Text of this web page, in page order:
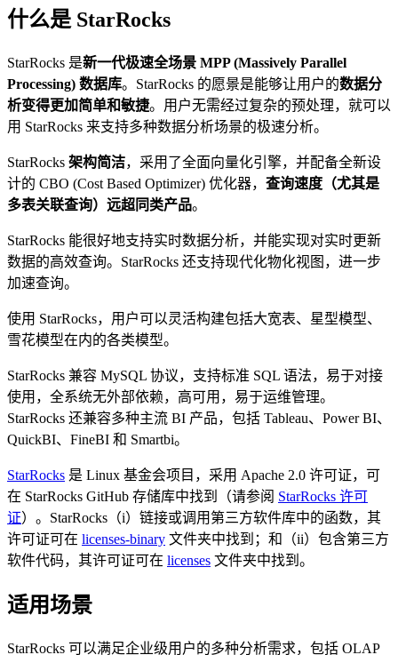
什么是 StarRocks
StarRocks 是新一代极速全场景 MPP (Massively Parallel
Processing) 数据库。StarRocks 的愿景是能够让用户的数据分
析变得更加简单和敏捷。用户无需经过复杂的预处理，就可以
用 StarRocks 来支持多种数据分析场景的极速分析。
StarRocks 架构简洁，采用了全面向量化引擎，并配备全新设
计的 CBO (Cost Based Optimizer) 优化器， 查询速度（尤其是
多表关联查询）远超同类产品。
StarRocks 能很好地支持实时数据分析，并能实现对实时更新
数据的高效查询。StarRocks 还支持现代化物化视图，进一步
加速查询。
使用 StarRocks，用户可以灵活构建包括大宽表、星型模型、
雪花模型在内的各类模型。
StarRocks 兼容 MySQL 协议，支持标准 SQL 语法，易于对接
使用，全系统无外部依赖，高可用，易于运维管理。
StarRocks 还兼容多种主流 BI 产品，包括 Tableau、Power BI、
QuickBI、FineBI 和 Smartbi。
StarRocks 是 Linux 基金会项目，采用 Apache 2.0 许可证，可
在 StarRocks GitHub 存储库中找到（请参阅 StarRocks 许可
证）。StarRocks（i）链接或调用第三方软件库中的函数，其
许可证可在 licenses-binary 文件夹中找到；和（ii）包含第三方
软件代码，其许可证可在 licenses 文件夹中找到。
适用场景
StarRocks 可以满足企业级用户的多种分析需求，包括 OLAP